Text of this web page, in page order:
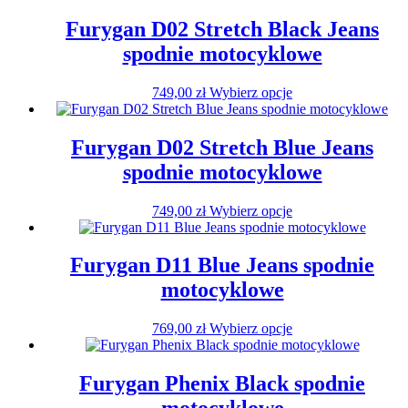
produktu
wiele
wariantów.
Opcje
wybrać
na
stronie
produktu
Furygan D02 Stretch Black Jeans
spodnie motocyklowe
749,00 zł Wybierz opcjeTen
produkt
wiele
wariantów.
Opcje
wybrać
na
stronie
produktu
Furygan D02 Stretch Blue Jeans
spodnie motocyklowe
749,00 zł Wybierz opcjeTen
produkt
wiele
wariantów.
wybrać
na
stronie
produktu
Furygan D11 Blue Jeans spodnie
motocyklowe
769,00 zł Wybierz opcjeTen
produkt
wariantów.
Furygan Phenix Black spodnie